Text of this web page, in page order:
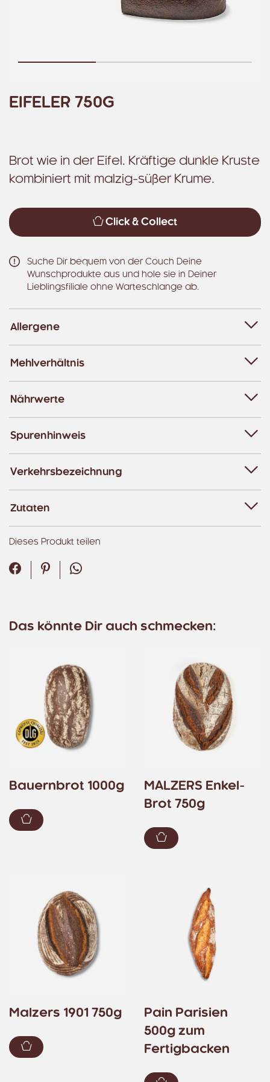
EIFELER 750G
Brot wie in der Eifel. Kräftige dunkle Kruste
kombiniert mit malzig-süßer Krume.
Click & Collect
Suche Dir bequem von der Couch Deine
Wunschprodukte aus und hole sie in Deiner
Lieblingsfiliale ohne Warteschlange ab.
Allergene
Mehlverhältnis
Nährwerte
Spurenhinweis
Verkehrsbezeichnung
Zutaten
Dieses Produkt teilen
Facebook
PinterestWhatsApp
Das könnte Dir auch schmecken:
Bauernbrot 1000g
Zum Warenkorb hinzufügen
MALZERS Enkel-
Brot 750g
Zum Warenkorb
Malzers 1901 750g
Zum Warenkorb hinzufügen
Pain Parisien
500g zum
Fertigbacken